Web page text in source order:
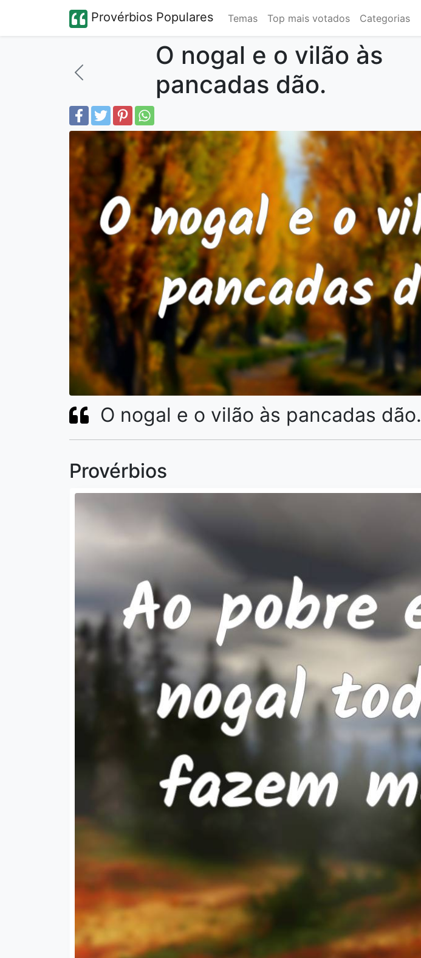
Provérbios Populares Temas Top mais votados Categorias
O nogal e o vilão às
pancadas dão.
O nogal e o vilão às pancadas dão.
Provérbios